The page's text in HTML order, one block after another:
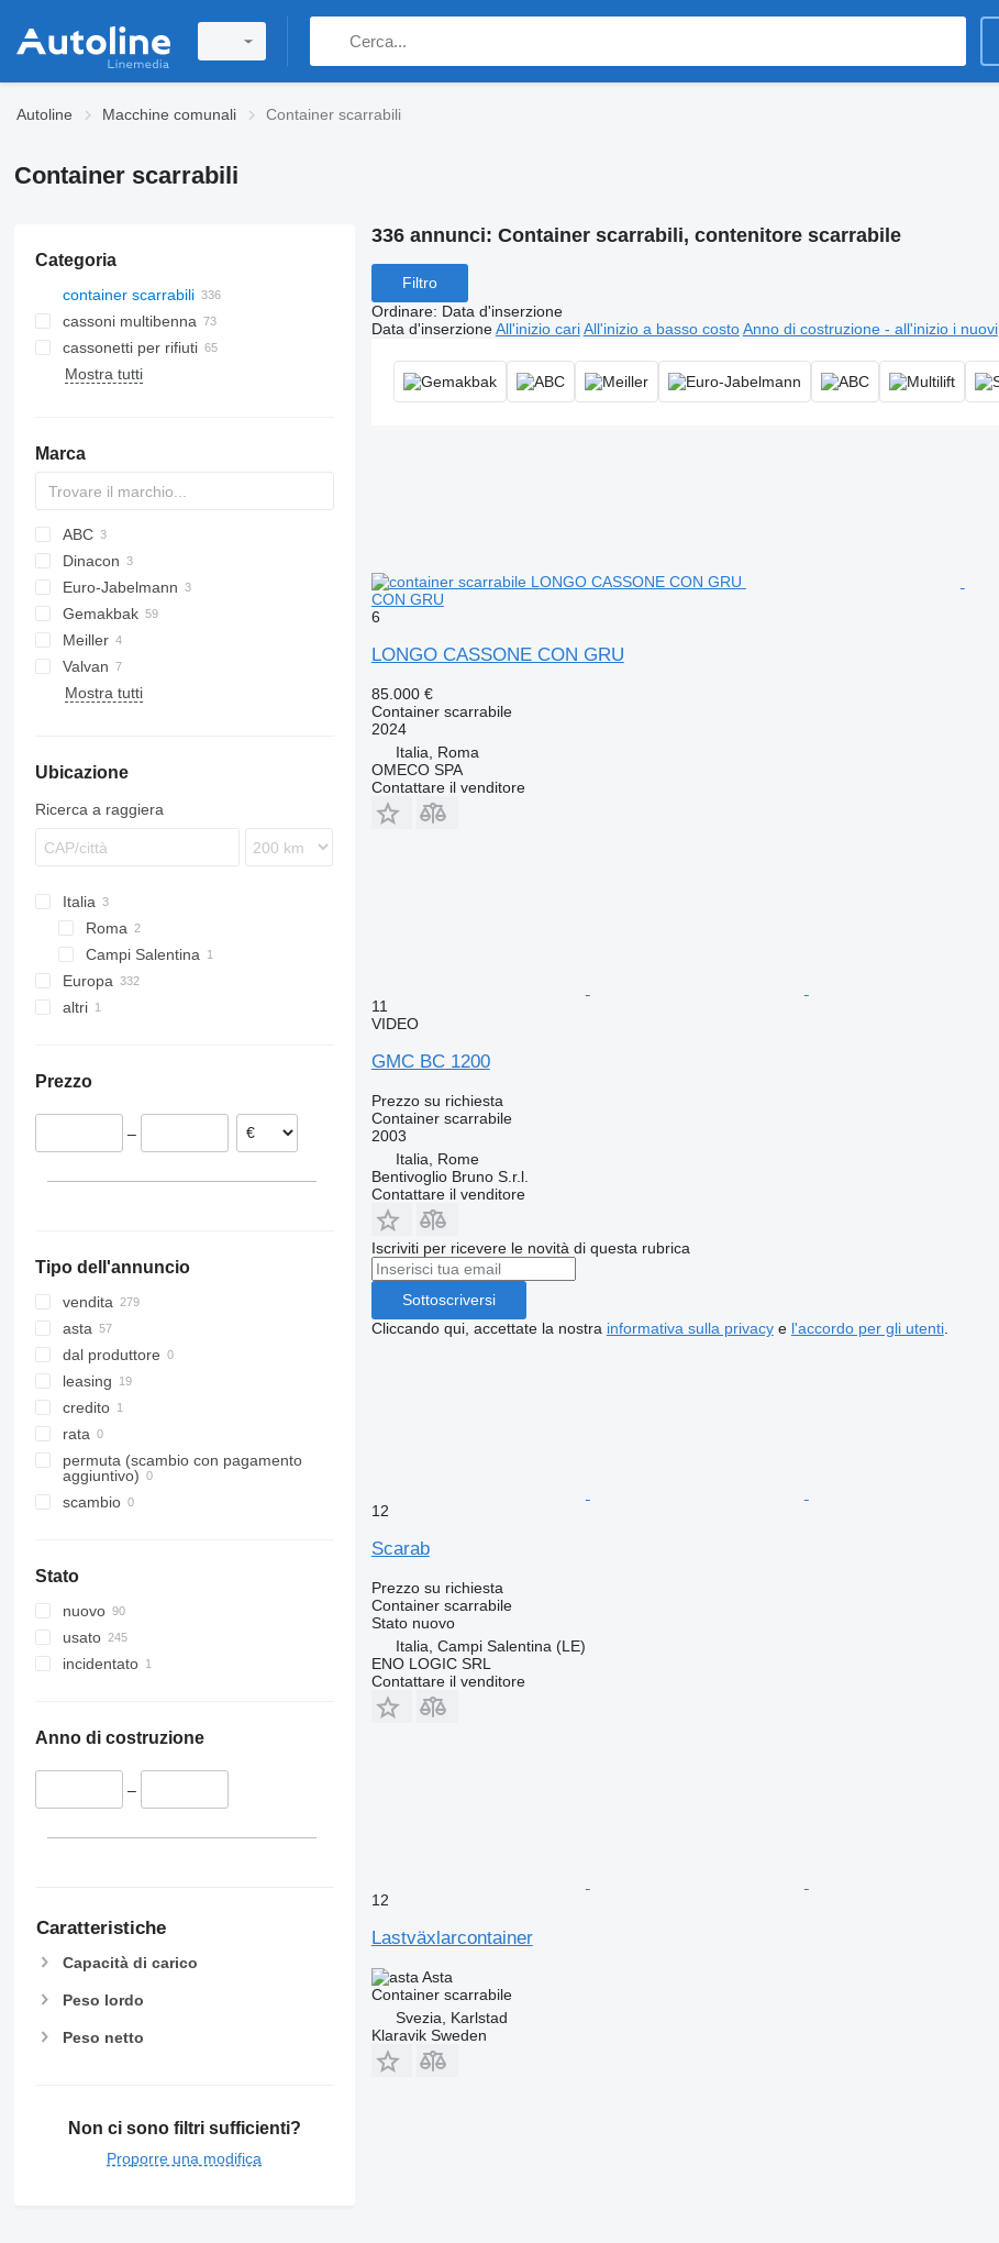
Autoline Macchine comunali Container scarrabili
Container scarrabili
Categoria
container scarrabili
cassoni multibenna
cassonetti per rifiuti
Mostra tutti
Marca
ABC
Dinacon
Euro-Jabelmann
Gemakbak
Meiller
ANCR
Valvan
Mostra tutti
Ubicazione
Ricerca a raggiera
Italia
Roma
Campi Salentina
Europa
Danimarca
Svezia
altri
Prezzo
–
Tipo dell'annuncio
vendita
asta
dal produttore
leasing
credito
rata
permuta (scambio con pagamento
aggiuntivo)
scambio
Stato
nuovo
usato
incidentato
Anno di costruzione
–
Caratteristiche
Capacità di carico
Peso lordo
Peso netto
Non ci sono filtri sufficienti?
Proporre una modifica
336 annunci: Container scarrabili, contenitore scarrabile
Filtro
Ordinare: Data d'inserzione
Data d'inserzione All'inizio cari All'inizio a basso costo Anno di costruzione - all'inizio i nuovi
CON GRU
6
LONGO CASSONE CON GRU
85.000 €
Container scarrabile
2024
Italia, Roma
OMECO SPA
Contattare il venditore
11
VIDEO
GMC BC 1200
Prezzo su richiesta
Container scarrabile
2003
Italia, Rome
Bentivoglio Bruno S.r.l.
Contattare il venditore
Iscriviti per ricevere le novità di questa rubrica
Sottoscriversi
Cliccando qui, accettate la nostra informativa sulla privacye l'accordo per gli utenti.
12
Scarab
Prezzo su richiesta
Container scarrabile
Statonuovo
Italia, Campi Salentina (LE)
ENO LOGIC SRL
Contattare il venditore
12
Lastväxlarcontainer
Asta
Container scarrabile
Svezia, Karlstad
Klaravik Sweden